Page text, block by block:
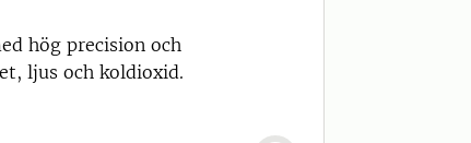
hög precision och
ljus och koldioxid.